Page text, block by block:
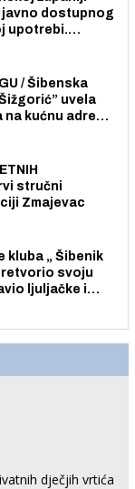
javno dostupnog
upotrebi.
/ Šibenska
uvela
kućnu adresu
stručni
Zmajevac
kluba „ Šibenik
svoju
ljuljačke i
dječjih vrtića